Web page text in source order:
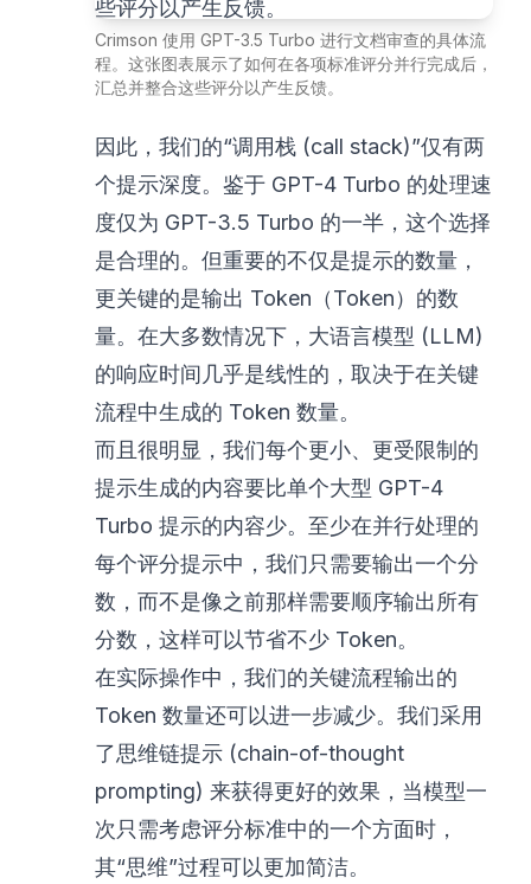
Crimson 使用 GPT-3.5 Turbo 进行文档审查的具体流
程。这张图表展示了如何在各项标准评分并行完成后，
汇总并整合这些评分以产生反馈。
因此，我们的“调用栈 (call stack)”仅有两
个提示深度。鉴于 GPT-4 Turbo 的处理速
度仅为 GPT-3.5 Turbo 的一半，这个选择
是合理的。但重要的不仅是提示的数量，
更关键的是输出 Token（Token）的数
量。在大多数情况下，大语言模型 (LLM)
的响应时间几乎是线性的，取决于在关键
流程中生成的 Token 数量。
而且很明显，我们每个更小、更受限制的
提示生成的内容要比单个大型 GPT-4
Turbo 提示的内容少。至少在并行处理的
每个评分提示中，我们只需要输出一个分
数，而不是像之前那样需要顺序输出所有
分数，这样可以节省不少 Token。
在实际操作中，我们的关键流程输出的
Token 数量还可以进一步减少。我们采用
了思维链提示 (chain-of-thought
prompting) 来获得更好的效果，当模型一
次只需考虑评分标准中的一个方面时，
其“思维”过程可以更加简洁。